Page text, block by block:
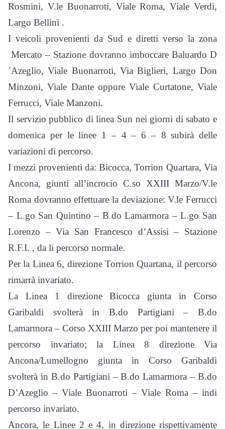
Rosmini, V.le Buonarroti, Viale Roma, Viale Verdi,
Largo Bellini .
I veicoli provenienti da Sud e diretti verso la zona
Mercato – Stazione dovranno imboccare Baluardo D
´Azeglio, Viale Buonarroti, Via Biglieri, Largo Don
Minzoni, Viale Dante oppure Viale Curtatone, Viale
Ferrucci, Viale Manzoni.
Il servizio pubblico di linea Sun nei giorni di sabato e
domenica per le linee 1 – 4 – 6 – 8 subirà delle
variazioni di percorso.
I mezzi provenienti da: Bicocca, Torrion Quartara, Via
Ancona, giunti all’incrocio C.so XXIII Marzo/V.le
Roma dovranno effettuare la deviazione: V.le Ferrucci
– L.go San Quintino – B.do Lamarmora – L.go San
Lorenzo – Via San Francesco d’Assisi – Stazione
R.F.I. , da li percorso normale.
Per la Linea 6, direzione Torrion Quartana, il percorso
rimarrà invariato.
La Linea 1 direzione Bicocca giunta in Corso
Garibaldi svolterà in B.do Partigiani – B.do
Lamarmora – Corso XXIII Marzo per poi mantenere il
percorso invariato; la Linea 8 direzione Via
Ancona/Lumellogno giunta in Corso Garibaldi
svolterà in B.do Partigiani – B.do Lamarmora – B.do
D’Azeglio – Viale Buonarroti – Viale Roma – indi
percorso invariato.
Ancora, le Linee 2 e 4, in direzione rispettivamente